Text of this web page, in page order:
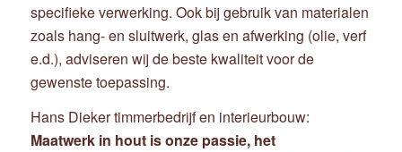
specifieke verwerking. Ook bij gebruik van materialen
zoals hang- en sluitwerk, glas en afwerking (olie, verf
e.d.), adviseren wij de beste kwaliteit voor de
gewenste toepassing.
Hans Dieker timmerbedrijf en interieurbouw:
Maatwerk in hout is onze passie, het